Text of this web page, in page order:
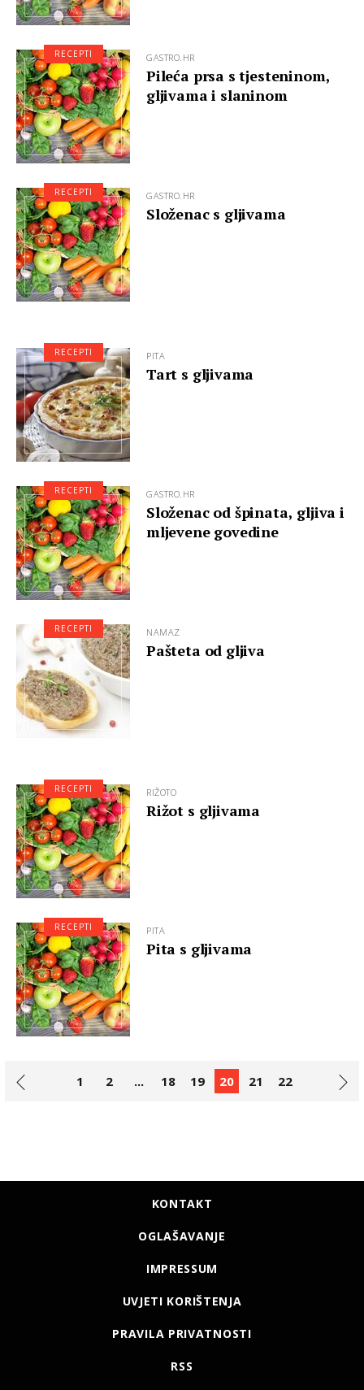
GASTRO.HR
Pileća prsa s tjesteninom,
gljivama i slaninom
RECEPTI
GASTRO.HR
Složenac s gljivama
RECEPTI
PITA
Tart s gljivama
RECEPTI
GASTRO.HR
Složenac od špinata, gljiva i
mljevene govedine
RECEPTI
NAMAZ
Pašteta od gljiva
RECEPTI
RIŽOTO
Rižot s gljivama
RECEPTI
PITA
Pita s gljivama
RECEPTI
1 2 ... 18 19 20 21 22
KONTAKT
OGLAŠAVANJE
IMPRESSUM
UVJETI KORIŠTENJA
PRAVILA PRIVATNOSTI
RSS